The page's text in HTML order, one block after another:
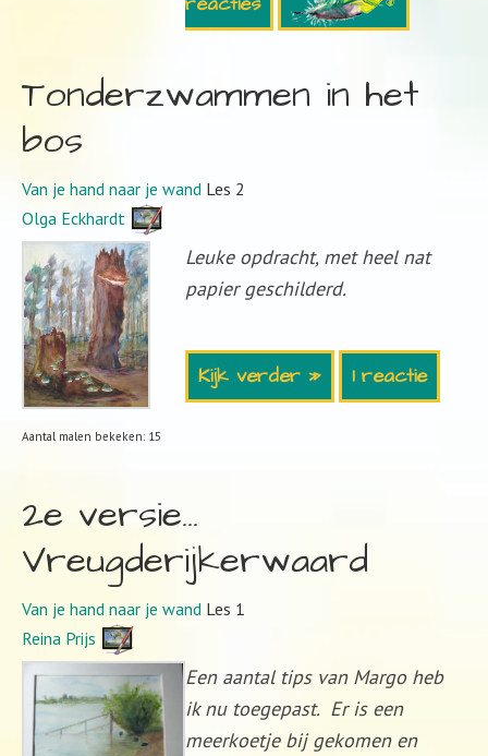
Tonderzwammen in het
bos
Van je hand naar je wand Les 2
Olga Eckhardt
Aantal malen bekeken: 15
Leuke opdracht, met heel nat
papier geschilderd.
Kijk verder » 1 reactie
2e versie…
Vreugderijkerwaard
Van je hand naar je wand Les 1
Reina Prijs
Een aantal tips van Margo heb
ik nu toegepast. Er is een
meerkoetje bij gekomen en